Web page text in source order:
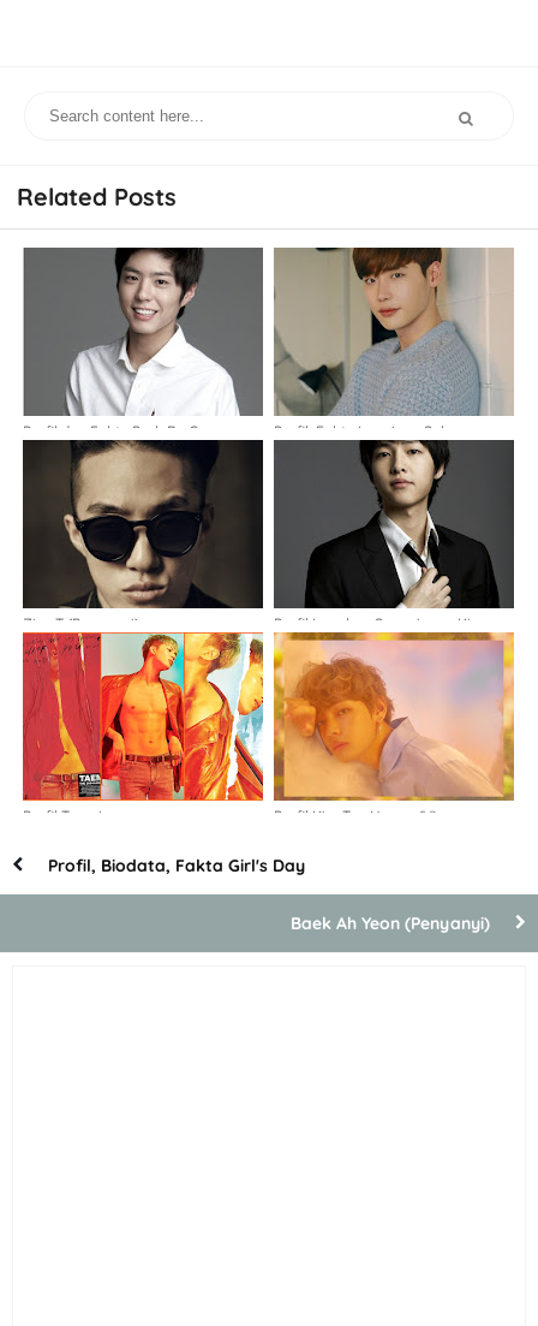
Related Posts
Profil dan Fakta Park Bo Gum Profil, Fakta Lee Jong Suk
Zion.T (Penyanyi) Profil Lengkap Song Joong Ki
Profil Taemin Profil Kim Tae Hyung (V)
Profil, Biodata, Fakta Girl's Day
Baek Ah Yeon (Penyanyi)